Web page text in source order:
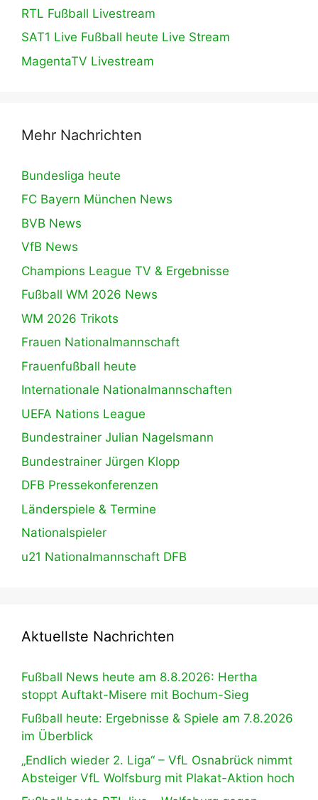
RTL Fußball Livestream
SAT1 Live Fußball heute Live Stream
MagentaTV Livestream
Mehr Nachrichten
Bundesliga heute
FC Bayern München News
BVB News
VfB News
Champions League TV & Ergebnisse
Fußball WM 2026 News
WM 2026 Trikots
Frauen Nationalmannschaft
Frauenfußball heute
Internationale Nationalmannschaften
UEFA Nations League
Bundestrainer Julian Nagelsmann
Bundestrainer Jürgen Klopp
DFB Pressekonferenzen
Länderspiele & Termine
Nationalspieler
u21 Nationalmannschaft DFB
Aktuellste Nachrichten
Fußball News heute am 8.8.2026: Hertha
stoppt Auftakt-Misere mit Bochum-Sieg
Fußball heute: Ergebnisse & Spiele am 7.8.2026
im Überblick
„Endlich wieder 2. Liga“ – VfL Osnabrück nimmt
Absteiger VfL Wolfsburg mit Plakat-Aktion hoch